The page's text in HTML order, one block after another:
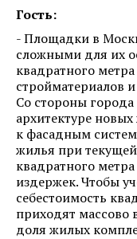
Гость:
- Площадки в
сложными для их
квадратного
стройматериалов
Со стороны
архитектуре
к фасадным
жилья при
квадратного
издержек. Чтобы
себестоимость
приходят массово
доля жилых